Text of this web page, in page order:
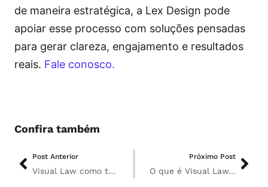
de maneira estratégica, a Lex Design pode
apoiar esse processo com soluções pensadas
para gerar clareza, engajamento e resultados
reais. Fale conosco.
Confira também
Post Anterior
Visual Law como transformador da comunicação jurídica nas grandes empresas
Próximo Post
O que é Visual Law, de verdade? Guia definitivo 2026 com exemplos reais